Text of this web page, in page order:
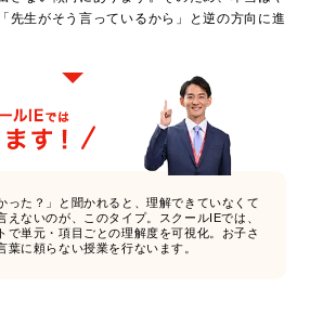
先生がそう言っているから」と逆の方向に進
った？」と聞かれると、理解できていなくて
えないのが、このタイプ。スクールIEでは、
で単元・項目ごとの理解度を可視化。お子さ
葉に頼らない授業を行ないます。